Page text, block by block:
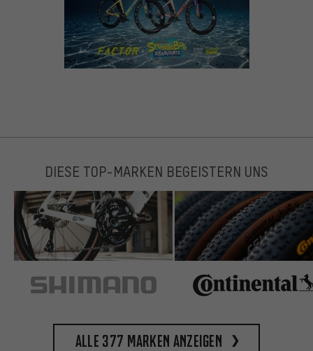
DIESE TOP-MARKEN BEGEISTERN UNS
Alle 377 Marken anzeigen